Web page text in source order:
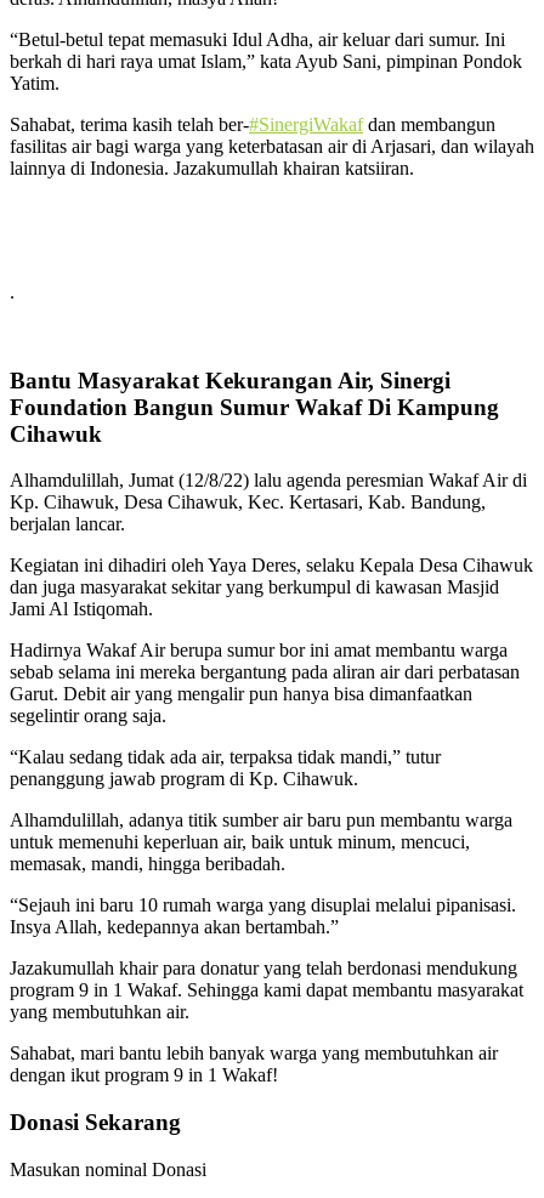
“Betul-betul tepat memasuki Idul Adha, air keluar dari sumur. Ini
berkah di hari raya umat Islam,” kata Ayub Sani, pimpinan Pondok
Yatim.
Sahabat, terima kasih telah ber-#SinergiWakafdan membangun
fasilitas air bagi warga yang keterbatasan air di Arjasari, dan wilayah
lainnya di Indonesia. Jazakumullah khairan katsiiran.
.
Bantu Masyarakat Kekurangan Air, Sinergi
Foundation Bangun Sumur Wakaf Di Kampung
Cihawuk
Alhamdulillah, Jumat (12/8/22) lalu agenda peresmian Wakaf Air di
Kp. Cihawuk, Desa Cihawuk, Kec. Kertasari, Kab. Bandung,
berjalan lancar.
Kegiatan ini dihadiri oleh Yaya Deres, selaku Kepala Desa Cihawuk
dan juga masyarakat sekitar yang berkumpul di kawasan Masjid
Jami Al Istiqomah.
Hadirnya Wakaf Air berupa sumur bor ini amat membantu warga
sebab selama ini mereka bergantung pada aliran air dari perbatasan
Garut. Debit air yang mengalir pun hanya bisa dimanfaatkan
segelintir orang saja.
“Kalau sedang tidak ada air, terpaksa tidak mandi,” tutur
penanggung jawab program di Kp. Cihawuk.
Alhamdulillah, adanya titik sumber air baru pun membantu warga
untuk memenuhi keperluan air, baik untuk minum, mencuci,
memasak, mandi, hingga beribadah.
“Sejauh ini baru 10 rumah warga yang disuplai melalui pipanisasi.
Insya Allah, kedepannya akan bertambah.”
Jazakumullah khair para donatur yang telah berdonasi mendukung
program 9 in 1 Wakaf. Sehingga kami dapat membantu masyarakat
yang membutuhkan air.
Sahabat, mari bantu lebih banyak warga yang membutuhkan air
dengan ikut program 9 in 1 Wakaf!
Donasi Sekarang
Masukan nominal Donasi